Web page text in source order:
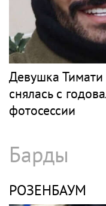
Девушка
снялась с
фотосессии
Барды
РОЗЕНБАУМ